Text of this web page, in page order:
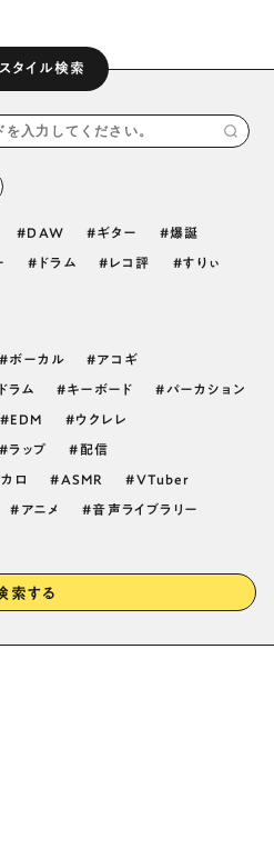
スタイル検索
DAW ギター 爆誕
ドラム レコ評 すりぃ
ボーカル アコギ
ドラム キーボード パーカション
EDM ウクレレ
ラップ 配信
ロ ASMR VTuber
アニメ 音声ライブラリー
索する